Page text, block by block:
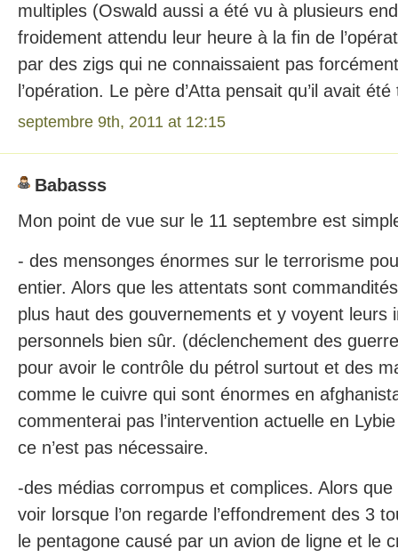
multiples (Oswald aussi a été vu à plusieurs
froidement attendu leur heure à la fin de
par des zigs qui ne connaissaient pas
l’opération. Le père d’Atta pensait qu’il avait
septembre 9th, 2011 at 12:15
Babasss
Mon point de vue sur le 11 septembre est
- des mensonges énormes sur le terrorisme
entier. Alors que les attentats sont
plus haut des gouvernements et y voyent leurs
personnels bien sûr. (déclenchement des
pour avoir le contrôle du pétrol surtout et des
comme le cuivre qui sont énormes en
commenterai pas l’intervention actuelle en
ce n’est pas nécessaire.
-des médias corrompus et complices. Alors
voir lorsque l’on regarde l’effondrement des 3
le pentagone causé par un avion de ligne et le